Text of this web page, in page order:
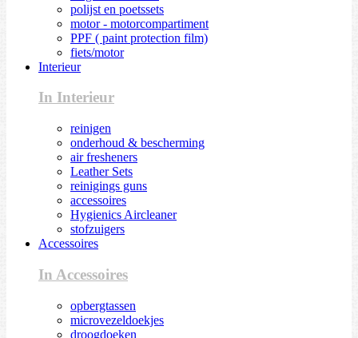
polijst en poetssets
motor - motorcompartiment
PPF ( paint protection film)
fiets/motor
Interieur
In Interieur
reinigen
onderhoud & bescherming
air fresheners
Leather Sets
reinigings guns
accessoires
Hygienics Aircleaner
stofzuigers
Accessoires
In Accessoires
opbergtassen
microvezeldoekjes
droogdoeken